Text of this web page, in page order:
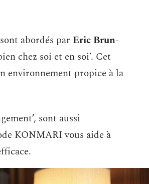
abordés par Eric Brun-
chez soi et en soi’. Cet
environnement propice à la
sont aussi
KONMARI vous aide à